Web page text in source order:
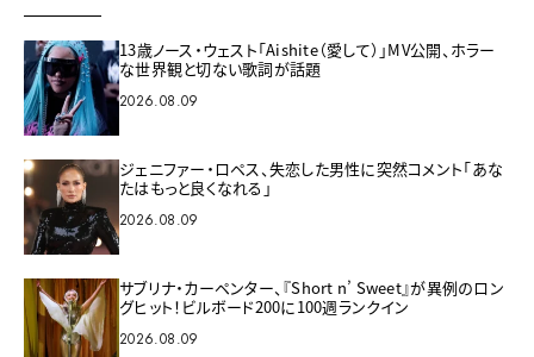
13歳ノース・ウェスト「Aishite（愛して）」MV公開、ホラー
な世界観と切ない歌詞が話題
2026.08.09
ジェニファー・ロペス、失恋した男性に突然コメント「あな
たはもっと良くなれる」
2026.08.09
サブリナ・カーペンター、『Short n’ Sweet』が異例のロン
グヒット！ビルボード200に100週ランクイン
2026.08.09